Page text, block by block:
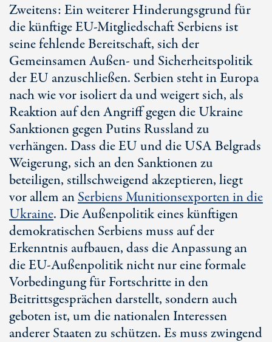
Zweitens: Ein weiterer Hinderungsgrund für
die künftigeEU-MitgliedschaftSerbiens ist
seine fehlende Bereitschaft, sich der
Gemeinsamen Außen- und Sicherheitspolitik
der EU anzuschließen. Serbien steht in Europa
nach wie vor isoliert da und weigert sich, als
Reaktion auf den Angriff gegen die Ukraine
Sanktionen gegen Putins Russland zu
verhängen. Dass die EU und die USA Belgrads
Weigerung, sich an den Sanktionen zu
beteiligen, stillschweigend akzeptieren, liegt
vor allem anSerbiens Munitionsexporten in die
Ukraine. Die Außenpolitik eines künftigen
demokratischen Serbiens muss auf der
Erkenntnis aufbauen, dass die Anpassung an
dieEU-Außenpolitiknicht nur eine formale
Vorbedingung für Fortschritte in den
Beitrittsgesprächen darstellt, sondern auch
geboten ist, um die nationalen Interessen
anderer Staaten zu schützen. Es muss zwingend